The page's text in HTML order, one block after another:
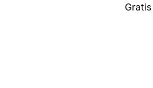
Gratis